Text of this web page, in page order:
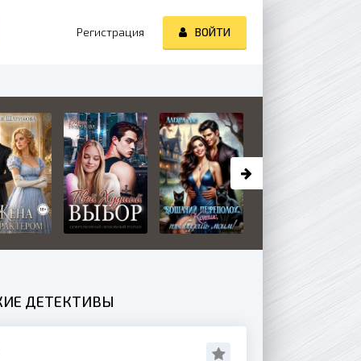
ДЕТЕКТИВЫ
Регистрация ВОЙТИ